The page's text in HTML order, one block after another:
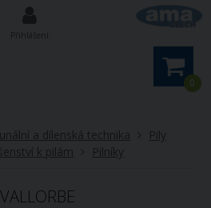
0
a dílenská technika
Pily
k pilám Pilníky
Přihlášení